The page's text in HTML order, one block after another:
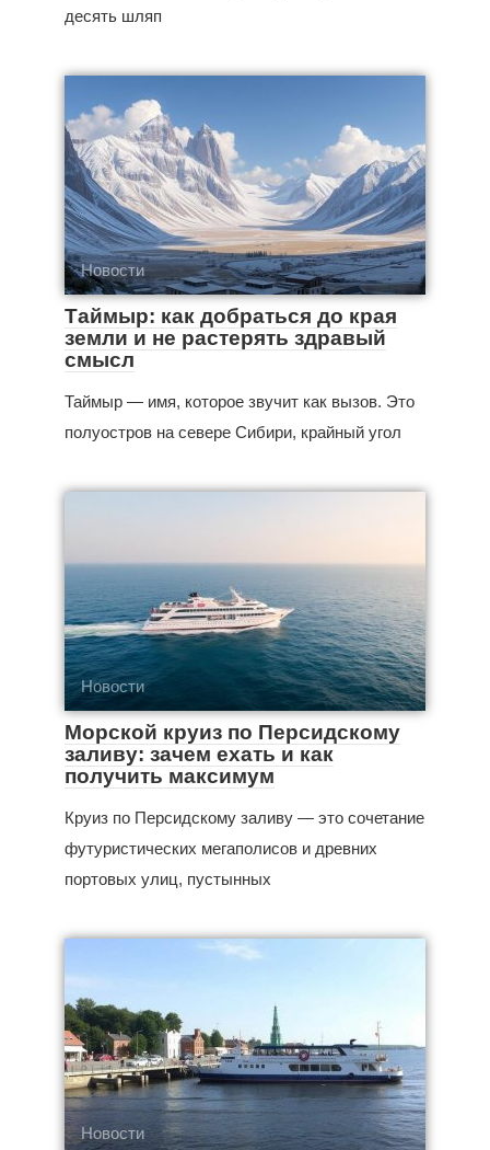
десять шляп
Новости
Таймыр: как добраться до края
земли и не растерять здравый
смысл
Таймыр — имя, которое звучит как вызов. Это
полуостров на севере Сибири, крайный угол
Новости
Морской круиз по Персидскому
заливу: зачем ехать и как
получить максимум
Круиз по Персидскому заливу — это сочетание
футуристических мегаполисов и древних
портовых улиц, пустынных
Новости